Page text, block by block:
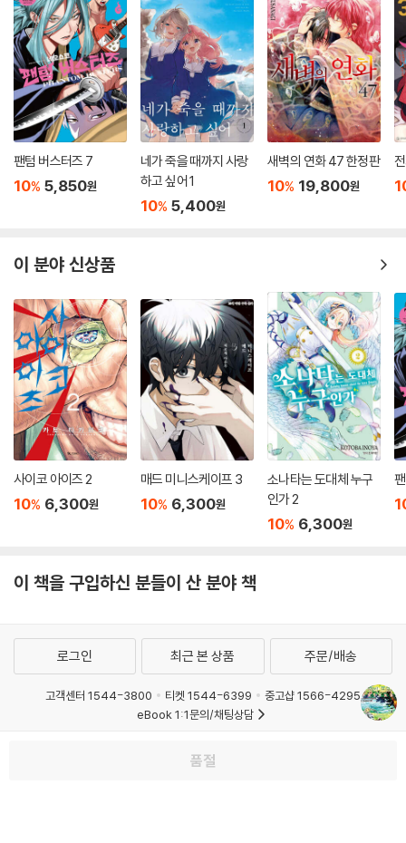
팬텀 버스터즈 7
10% 5,850원
네가 죽을 때까지 사랑
하고 싶어 1
10% 5,400원
새벽의 연화 47 한정판
10% 19,800원
이 분야 신상품
사이코 아이즈 2
10% 6,300원
매드 미니스케이프 3
10% 6,300원
소나타는 도대체 누구
인가 2
10% 6,300원
이 책을 구입하신 분들이 산 분야 책
품절
로그인 최근 본 상품 주문/배송
고객센터 1544-3800 티켓 1544-6399
중고샵 1566-4295
eBook 1:1문의/채팅상담
개인정보처리방침